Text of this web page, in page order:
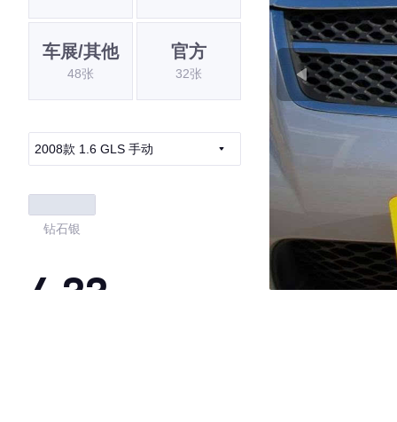
车展/其他
48张
官方
32张
2008款 1.6 GLS 手动
钻石银
4.33